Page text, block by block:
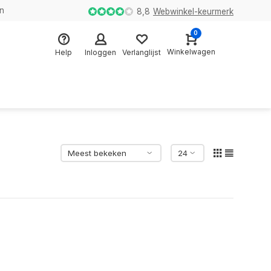
8,8 Webwinkel-keurmerk
Help Inloggen Verlanglijst
0
Winkelwagen